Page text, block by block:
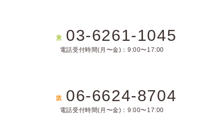
03-6261-1045
電話受付時間(月〜金)：9:00〜17:00
06-6624-8704
電話受付時間(月〜金)：9:00〜17:00